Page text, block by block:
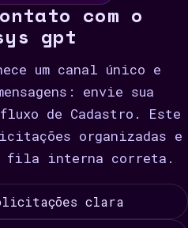
com o
gpt
um canal único e
envie sua
de Cadastro. Este
organizadas e
fila interna correta.
clara